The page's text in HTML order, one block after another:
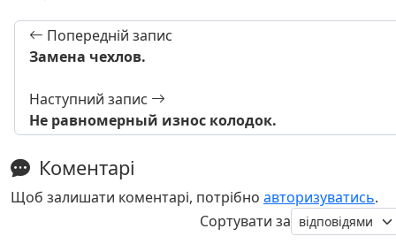
Попередній запис
Замена чехлов.
Наступний запис
Не равномерный износ колодок.
Коментарі
Щоб залишати коментарі, потрібно авторизуватись.
Сортувати за